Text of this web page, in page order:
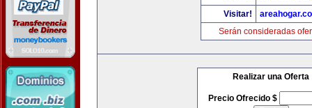
Visitar!
Serán consideradas
Realizar una Oferta
Precio Ofrecido $